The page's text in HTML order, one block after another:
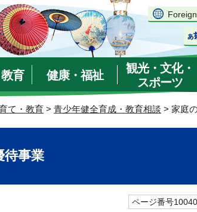
育 健康・福祉
観光・文化・
スポーツ
て・教育 > 青少年健全育成・教育相談 > 家庭
待事業
ページ番号